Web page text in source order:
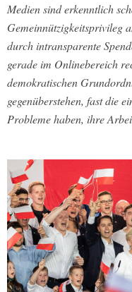
Medien sind erkenntlich
Gemeinnützigkeitsprivileg
durch intransparente
gerade im Onlinebereich
demokratischen
gegenüberstehen, fast die
Probleme haben, ihre